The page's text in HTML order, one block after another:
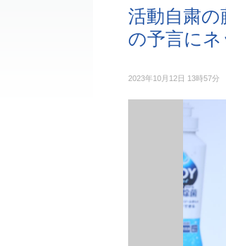
活動自粛
の予言に
2023年10月12日 13時57分